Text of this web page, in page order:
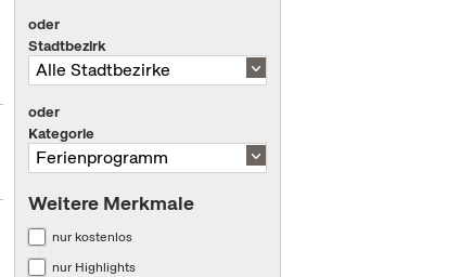
oder
Stadtbezirk
oder
Kategorie
Weitere Merkmale
nur kostenlos
nur Highlights